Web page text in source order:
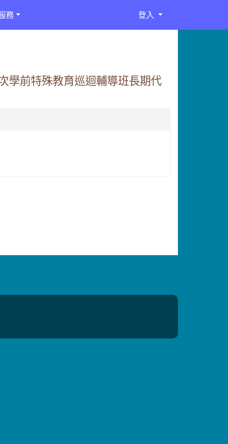
務 登入
學前特殊教育巡迴輔導班長期代